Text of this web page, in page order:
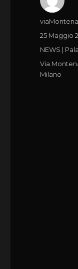
Autore
Pubblicato
25 Maggio
Categorie
NEWS |
Tag
Via
Milano